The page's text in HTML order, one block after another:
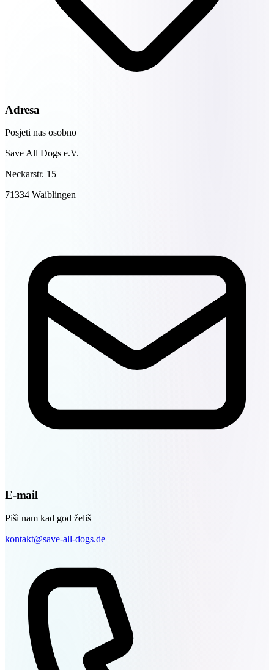
Adresa
Posjeti nas osobno
Save All Dogs e.V.
Neckarstr. 15
71334 Waiblingen
E-mail
Piši nam kad god želiš
kontakt@save-all-dogs.de